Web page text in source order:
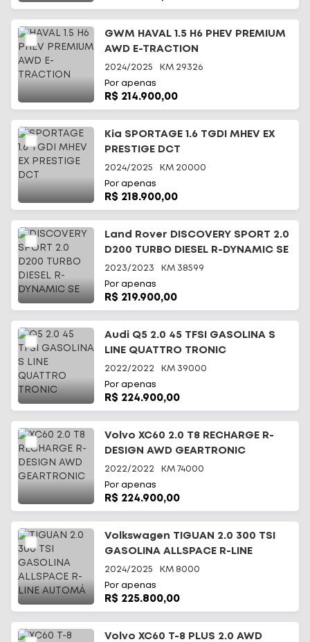
GWM HAVAL 1.5 H6 PHEV PREMIUM
AWD E-TRACTION
2024/2025 KM 29326
Por apenas
R$ 214.900,00
Kia SPORTAGE 1.6 TGDI MHEV EX
PRESTIGE DCT
2024/2025 KM 20000
Por apenas
R$ 218.900,00
Land Rover DISCOVERY SPORT 2.0
D200 TURBO DIESEL R-DYNAMIC SE
2023/2023 KM 38599
Por apenas
R$ 219.900,00
Audi Q5 2.0 45 TFSI GASOLINA S
LINE QUATTRO TRONIC
2022/2022 KM 39000
Por apenas
R$ 224.900,00
Volvo XC60 2.0 T8 RECHARGE R-
DESIGN AWD GEARTRONIC
2022/2022 KM 74000
Por apenas
R$ 224.900,00
Volkswagen TIGUAN 2.0 300 TSI
GASOLINA ALLSPACE R-LINE
AUTOMÁ
2024/2025 KM 8000
Por apenas
R$ 225.800,00
Volvo XC60 T-8 PLUS 2.0 AWD